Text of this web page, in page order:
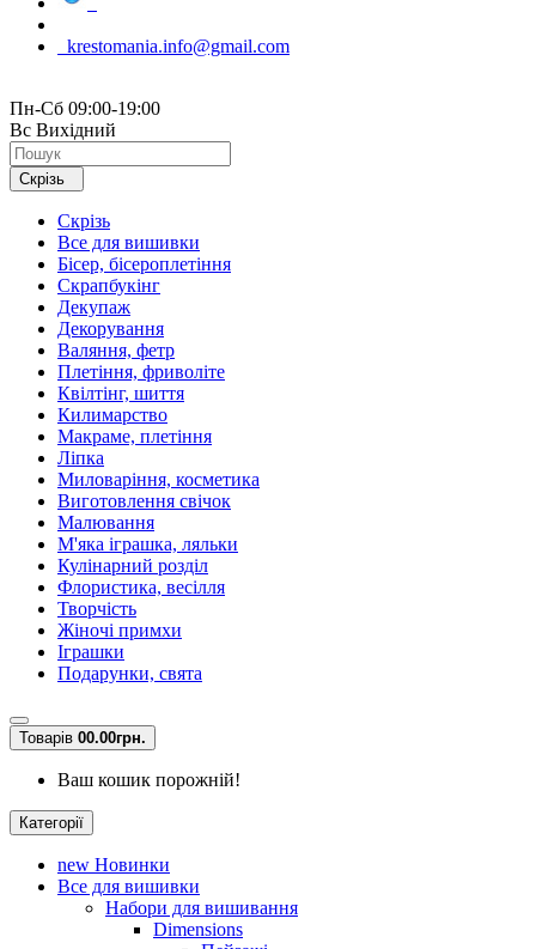
krestomania.info@gmail.com
Пн-Сб 09:00-19:00
Вс Вихідний
Скрізь
Скрізь
Все для вишивки
Бісер, бісероплетіння
Скрапбукінг
Декупаж
Декорування
Валяння, фетр
Плетіння, фриволіте
Квілтінг, шиття
Килимарство
Макраме, плетіння
Ліпка
Миловаріння, косметика
Виготовлення свічок
Малювання
М'яка іграшка, ляльки
Кулінарний розділ
Флористика, весілля
Творчість
Жіночі примхи
Іграшки
Подарунки, свята
Товарів 00.00грн.
Ваш кошик порожній!
Категорії
new Новинки
Все для вишивки
Набори для вишивання
Dimensions